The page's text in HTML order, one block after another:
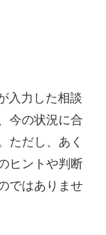
入力した相談
今の状況に合
ただし、あく
ヒントや判断
ではありませ